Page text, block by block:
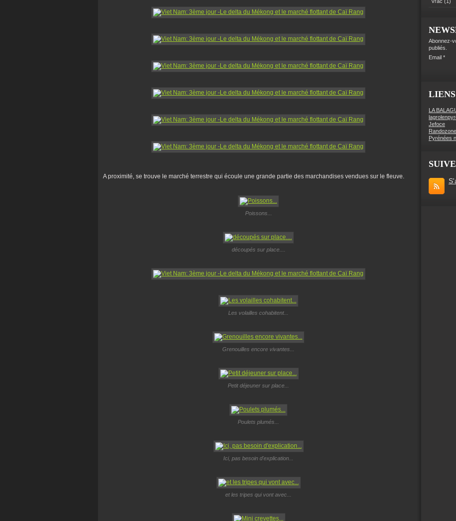
A proximité, se trouve le marché terrestre qui écoule une grande partie des marchandises vendues sur le fleuve.
Poissons...
découpés sur place....
Les volailles cohabitent...
Grenouilles encore vivantes...
Petit déjeuner sur place...
Poulets plumés...
Ici, pas besoin d'explication...
et les tripes qui vont avec...
Abonnez-
publiés.
Email
LIENS
LA
Jefoce
Randozone
Pyrénées